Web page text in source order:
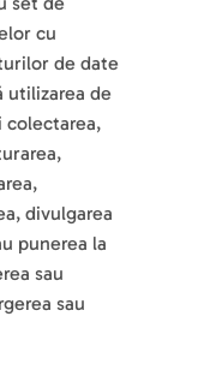
cu
de date
utilizarea de
colectarea,
divulgarea
punerea la
sau
sau